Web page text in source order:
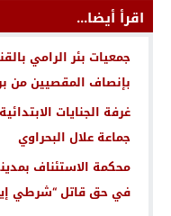
اقرأ أيضا...
جمعيات بئر الرامي
بإنصاف المقصيين من
غرفة الجنايات
جماعة علال البحراوي
في حق قاتل “شرطي